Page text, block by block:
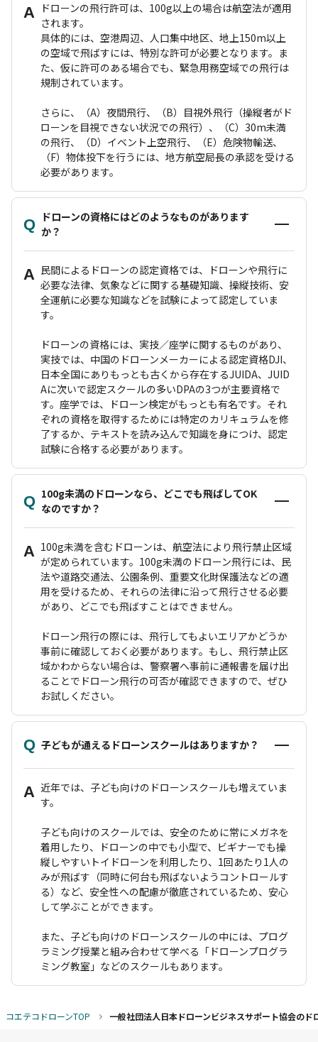
A ドローンの飛行許可は、100g以上の場合は航空法が適用
されます。
具体的には、空港周辺、人口集中地区、地上150m以上
の空域で飛ばすには、特別な許可が必要となります。ま
た、仮に許可のある場合でも、緊急用務空域での飛行は
規制されています。
さらに、（A）夜間飛行、（B）目視外飛行（操縦者がド
ローンを目視できない状況での飛行）、（C）30m未満
の飛行、（D）イベント上空飛行、（E）危険物輸送、
（F）物体投下を行うには、地方航空局長の承認を受ける
必要があります。
Q ドローンの資格にはどのようなものがあります
か？
A 民間によるドローンの認定資格では、ドローンや飛行に
必要な法律、気象などに関する基礎知識、操縦技術、安
全運航に必要な知識などを試験によって認定していま
す。
ドローンの資格には、実技／座学に関するものがあり、
実技では、中国のドローンメーカーによる認定資格DJI、
日本全国にありもっとも古くから存在するJUIDA、JUID
Aに次いで認定スクールの多いDPAの3つが主要資格で
す。座学では、ドローン検定がもっとも有名です。それ
ぞれの資格を取得するためには特定のカリキュラムを修
了するか、テキストを読み込んで知識を身につけ、認定
試験に合格する必要があります。
Q 100g未満のドローンなら、どこでも飛ばしてOK
なのですか？
A 100g未満を含むドローンは、航空法により飛行禁止区域
が定められています。100g未満のドローン飛行には、民
法や道路交通法、公園条例、重要文化財保護法などの適
用を受けるため、それらの法律に沿って飛行させる必要
があり、どこでも飛ばすことはできません。
ドローン飛行の際には、飛行してもよいエリアかどうか
事前に確認しておく必要があります。もし、飛行禁止区
域かわからない場合は、警察署へ事前に通報書を届け出
ることでドローン飛行の可否が確認できますので、ぜひ
お試しください。
Q 子どもが通えるドローンスクールはありますか？
A 近年では、子ども向けのドローンスクールも増えていま
す。
子ども向けのスクールでは、安全のために常にメガネを
着用したり、ドローンの中でも小型で、ビギナーでも操
縦しやすいトイドローンを利用したり、1回あたり1人の
みが飛ばす（同時に何台も飛ばないようコントロールす
る）など、安全性への配慮が徹底されているため、安心
して学ぶことができます。
また、子ども向けのドローンスクールの中には、プログ
ラミング授業と組み合わせて学べる「ドローンプログラ
ミング教室」などのスクールもあります。
コエテコドローンTOP 一般社団法人日本ドローンビジネスサポート協会のド